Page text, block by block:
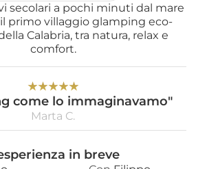
secolari a pochi minuti dal mare
primo villaggio glamping eco-
Calabria, tra natura, relax e
comfort.
★★★★★
come lo immaginavamo"
Marta C.
in breve